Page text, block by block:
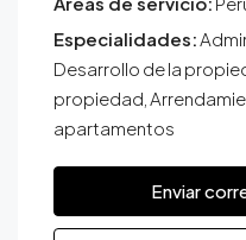
Especialidades:
Desarrollo de la
propiedad,
apartamentos
Enviar